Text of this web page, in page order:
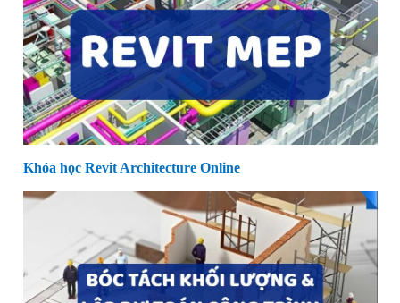
Khóa học Revit Architecture Online